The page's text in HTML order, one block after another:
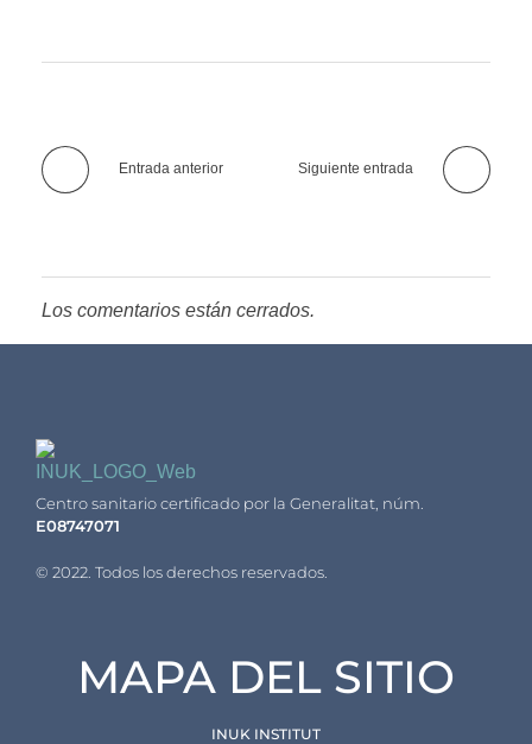
Entrada anterior Siguiente entrada
Los comentarios están cerrados.
Inuk Institut
Centro sanitario certificado por la Generalitat, núm.
E08747071
© 2022. Todos los derechos reservados.
MAPA DEL SITIO
INUK INSTITUT